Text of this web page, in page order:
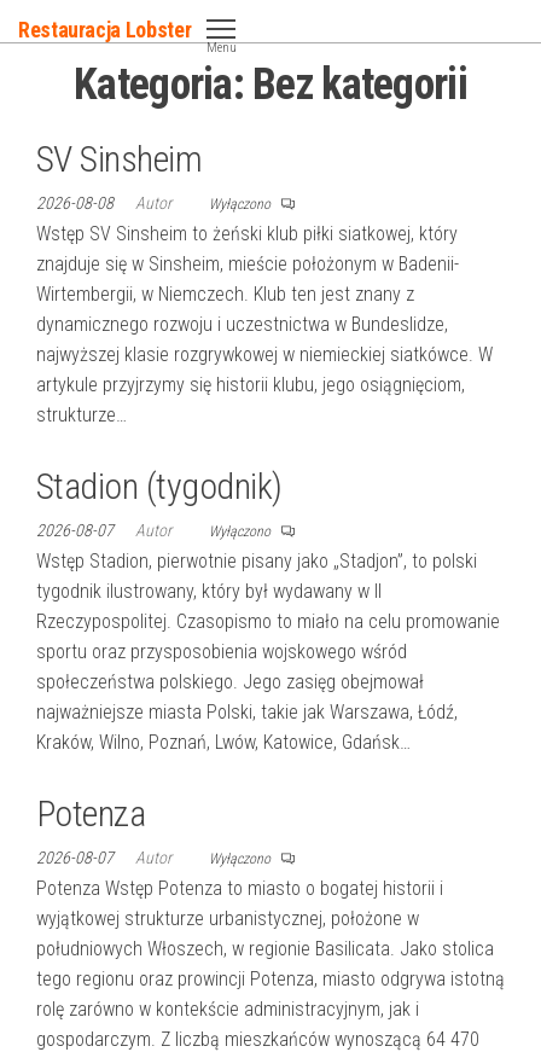
do
Restauracja Lobster
Menu
Kategoria: Bez kategorii
SV Sinsheim
2026-08-08 Autor Wyłączono
Wstęp SV Sinsheim to żeński klub piłki siatkowej, który
znajduje się w Sinsheim, mieście położonym w Badenii-
Wirtembergii, w Niemczech. Klub ten jest znany z
dynamicznego rozwoju i uczestnictwa w Bundeslidze,
najwyższej klasie rozgrywkowej w niemieckiej siatkówce. W
artykule przyjrzymy się historii klubu, jego osiągnięciom,
strukturze…
Stadion (tygodnik)
2026-08-07 Autor Wyłączono
Wstęp Stadion, pierwotnie pisany jako „Stadjon”, to polski
tygodnik ilustrowany, który był wydawany w II
Rzeczypospolitej. Czasopismo to miało na celu promowanie
sportu oraz przysposobienia wojskowego wśród
społeczeństwa polskiego. Jego zasięg obejmował
najważniejsze miasta Polski, takie jak Warszawa, Łódź,
Kraków, Wilno, Poznań, Lwów, Katowice, Gdańsk…
Potenza
2026-08-07 Autor Wyłączono
Potenza Wstęp Potenza to miasto o bogatej historii i
wyjątkowej strukturze urbanistycznej, położone w
południowych Włoszech, w regionie Basilicata. Jako stolica
tego regionu oraz prowincji Potenza, miasto odgrywa istotną
rolę zarówno w kontekście administracyjnym, jak i
gospodarczym. Z liczbą mieszkańców wynoszącą 64 470